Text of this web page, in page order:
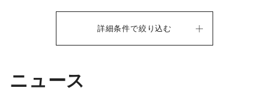
詳細条件で絞り込む
ニュース